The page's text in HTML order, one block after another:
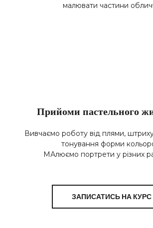
малювати частини
Прийоми пастельного
Вивчаємо роботу від плями,
тонування форми
МАлюємо портрети у різних
ЗАПИСАТИСЬ НА КУРС